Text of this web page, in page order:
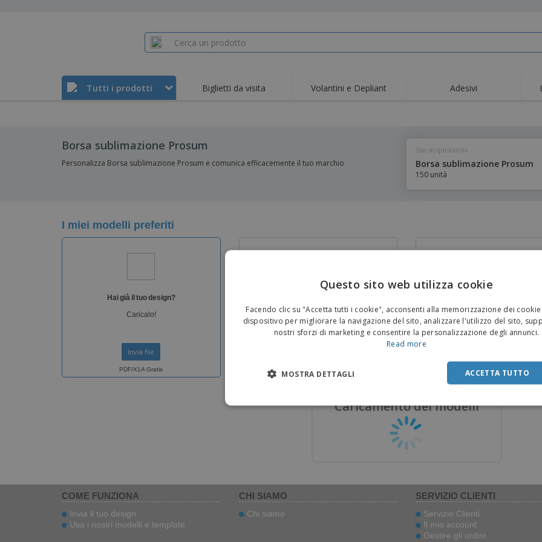
Tutti i prodotti Biglietti da visita Volantini e Depliant Adesivi
Borsa sublimazione Prosum
Personalizza Borsa sublimazione Prosum e comunica efficacemente il tuo marchio
Stai acquistando
Borsa sublimazione Prosum
150 unità
I miei modelli preferiti
Hai già il tuo design?
Caricalo!
Invia file
PDF/X1A Gratis
Inserisci le tue idee e il nostro team di
design svilupperà il tuo design.
Carica immagini o foto e il nostro
design replicherà il design.
Caricamento dei modelli
COME FUNZIONA
Invia il tuo design
Usa i nostri modelli e template
CHI SIAMO
Chi siamo
SERVIZIO CLIENTI
Servizio Clienti
Il mio account
Gestire gli ordini
Questo sito web utilizza cookie
Facendo clic su "Accetta tutti i cookie", acconsenti alla memorizzazione dei
dispositivo per migliorare la navigazione del sito, analizzare l'utilizzo del sito,
nostri sforzi di marketing e consentire la personalizzazione degli annunci.
Read more
ACCETTA TUTTO
MOSTRA DETTAGLI